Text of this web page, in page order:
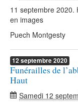
11 septembre 2020.
en images
Puech Montgesty
12 septembre2020
Funérailles de
Haut
Samedi 12